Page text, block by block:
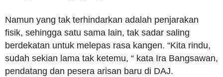
Namun yang tak terhindarkan adalah penjarakan
fisik, sehingga satu sama lain, tak sadar saling
berdekatan untuk melepas rasa kangen. “Kita rindu,
sudah sekian lama tak ketemu, “ kata Ira Bangsawan,
pendatang dan pesera arisan baru di DAJ.